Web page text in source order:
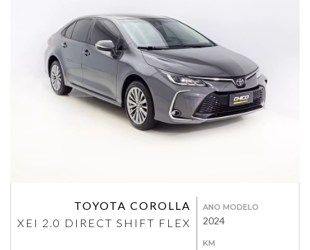
TOYOTA COROLLA
XEI 2.0 DIRECT SHIFT FLEX
ANO MODELO
2024
KM